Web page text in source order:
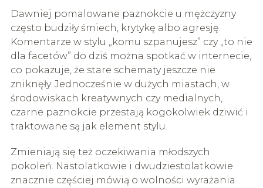
Dawniej pomalowane paznokcie u mężczyzny
często budziły śmiech, krytykę albo agresję.
Komentarze w stylu „komu szpanujesz” czy „to nie
dla facetów” do dziś można spotkać w internecie,
co pokazuje, że stare schematy jeszcze nie
zniknęły. Jednocześnie w dużych miastach, w
środowiskach kreatywnych czy medialnych,
czarne paznokcie przestają kogokolwiek dziwić i
traktowane są jak element stylu.
Zmieniają się też oczekiwania młodszych
pokoleń. Nastolatkowie i dwudziestolatkowie
znacznie częściej mówią o wolności wyrażania